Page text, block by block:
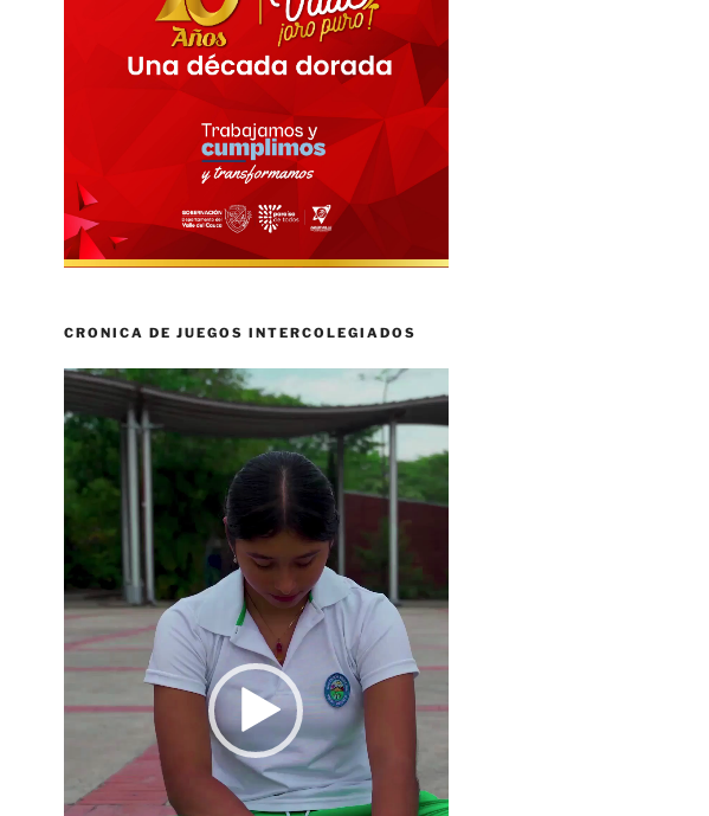
CRONICA DE JUEGOS INTERCOLEGIADOS
Reproductor
vídeo